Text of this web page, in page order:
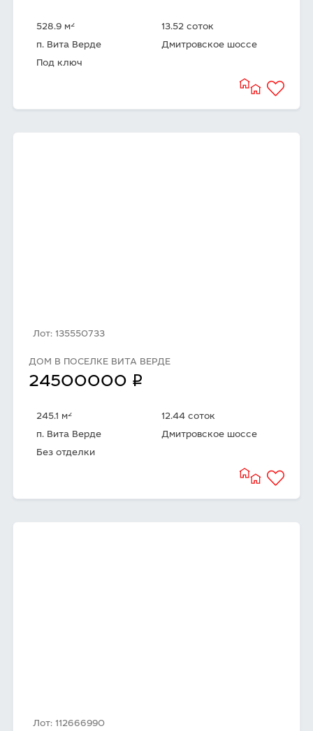
528.9 м2
13.52 соток
п. Вита Верде
Дмитровское шоссе
Под ключ
Лот: 135550733
ДОМ В ПОСЕЛКЕ ВИТА ВЕРДЕ
24500000 q
245.1 м2
12.44 соток
п. Вита Верде
Дмитровское шоссе
Без отделки
Лот: 112666990